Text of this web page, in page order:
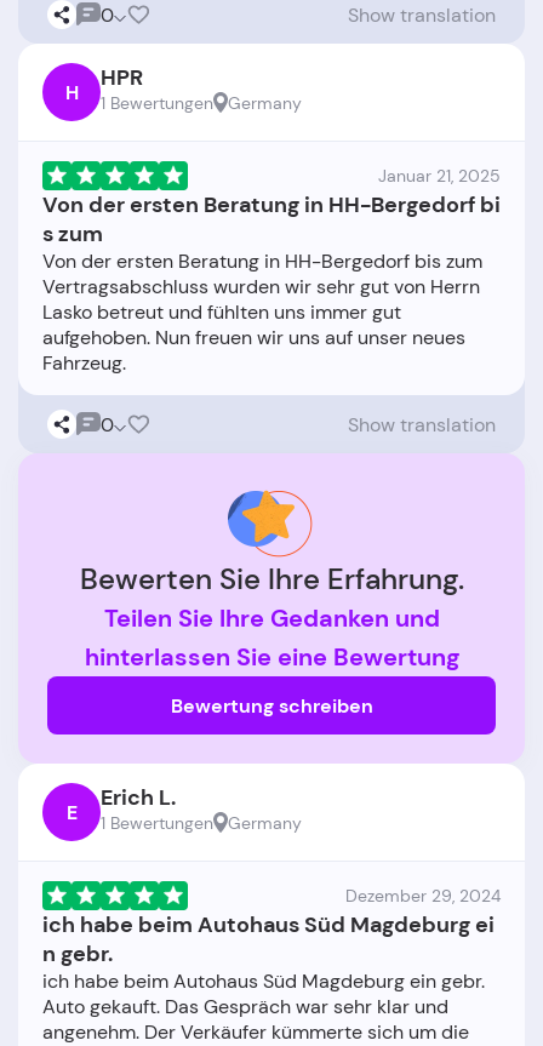
0 Show translation
H HPR
1 Bewertungen Germany
Januar 21, 2025
Von der ersten Beratung in HH-Bergedorf bi
s zum
Von der ersten Beratung in HH-Bergedorf bis zum
Vertragsabschluss wurden wir sehr gut von Herrn
Lasko betreut und fühlten uns immer gut
aufgehoben. Nun freuen wir uns auf unser neues
0 Show translation
Bewerten Sie Ihre Erfahrung.
Teilen Sie Ihre Gedanken und
hinterlassen Sie eine Bewertung
Bewertung schreiben
E Erich L.
1 Bewertungen Germany
Dezember 29, 2024
ich habe beim Autohaus Süd Magdeburg ei
n gebr.
ich habe beim Autohaus Süd Magdeburg ein gebr.
Auto gekauft. Das Gespräch war sehr klar und
angenehm. Der Verkäufer kümmerte sich um die